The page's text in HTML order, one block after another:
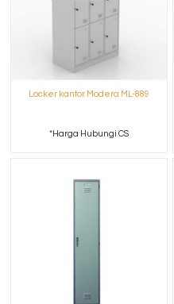
Locker kantor Modera ML-889
*Harga Hubungi CS